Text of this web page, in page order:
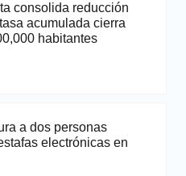
consolida reducción
acumulada cierra
habitantes
a dos personas
electrónicas en